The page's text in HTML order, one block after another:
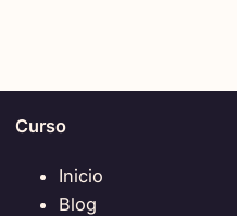
Curso
Inicio
Blog